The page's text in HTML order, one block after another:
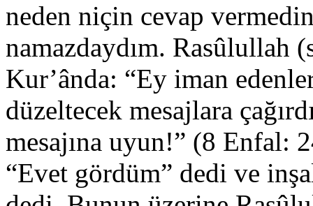
neden niçin cevap
namazdaydım. Rasûlullah
Kur’ânda: “Ey iman
düzeltecek mesajlara
mesajına uyun!” (8 Enfal:
“Evet gördüm” dedi ve